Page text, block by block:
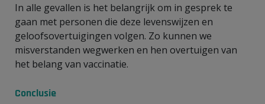
In alle gevallen is het belangrijk om in gesprek te
gaan met personen die deze levenswijzen en
geloofsovertuigingen volgen. Zo kunnen we
misverstanden wegwerken en hen overtuigen van
het belang van vaccinatie.
Conclusie